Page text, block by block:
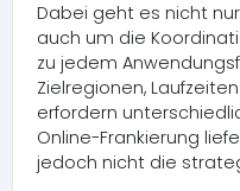
Dabei geht es nicht
auch um die
zu jedem
Zielregionen,
erfordern
Online-Frankierung
jedoch nicht die